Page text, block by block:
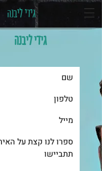
גידי ליבנה
גידי ליבנה